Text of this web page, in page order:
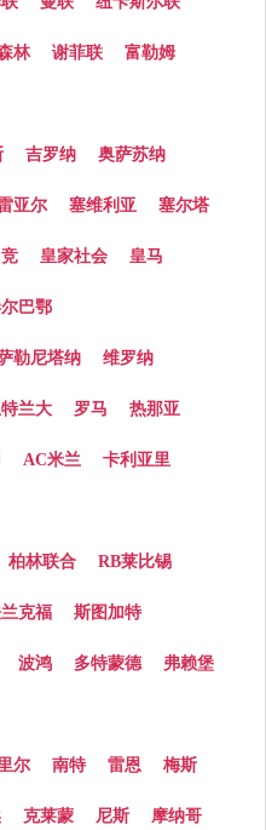
林 谢菲联 富勒姆
吉罗纳 奥萨苏纳
亚尔 塞维利亚 塞尔塔
皇家社会 皇马
巴鄂
勒尼塔纳 维罗纳
兰大 罗马 热那亚
AC米兰 卡利亚里
柏林联合 RB莱比锡
克福 斯图加特
波鸿 多特蒙德 弗赖堡
尔 南特 雷恩 梅斯
克莱蒙 尼斯 摩纳哥